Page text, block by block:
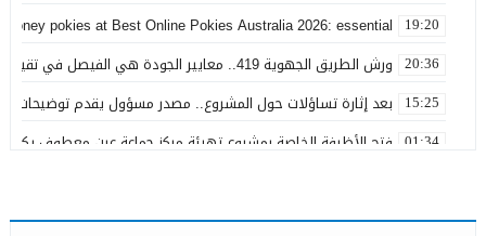
19:20
pokies at Best Online Pokies Australia 2026: essential
20:36 ورش الطريق الجهوية 419.. معايير الجودة هي الفيصل في تقييم مشاريع البنية التحتية
15:25 بعد إثارة تساؤلات حول المشروع.. مصدر مسؤول يقدم توضيحات
01:34 فتح الأظرفة الخاصة بمشروع تهيئة مركز جماعة عين معطوف بكلفة تناهز 22.86
11:19 بعد تداول منشورات تربط اسمه ببارون مخدرات بتاونات.. محمد